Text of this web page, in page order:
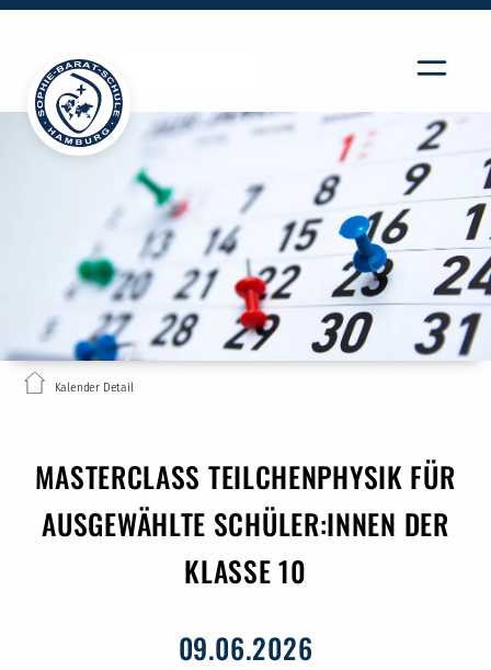
Kalender Detail
MASTERCLASS TEILCHENPHYSIK FÜR
AUSGEWÄHLTE SCHÜLER:INNEN DER
KLASSE 10
09.06.2026